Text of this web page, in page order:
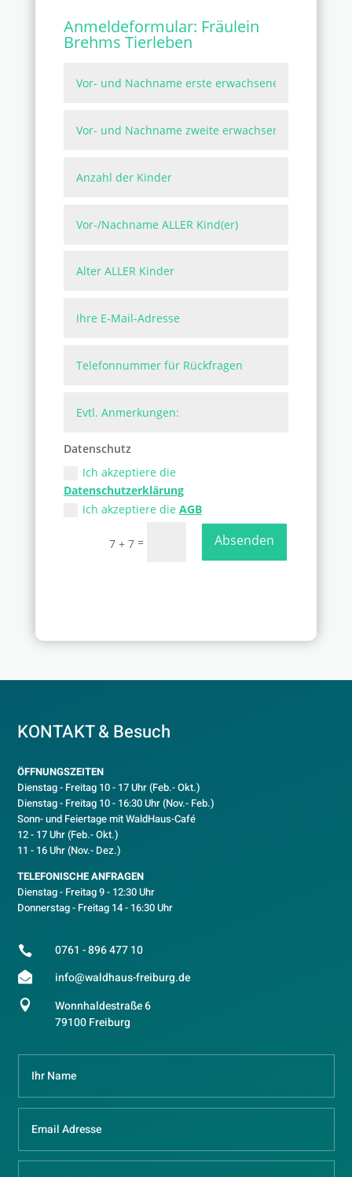
Anmeldeformular: Fräulein
Brehms Tierleben
Datenschutz
Ich akzeptiere die
Datenschutzerklärung
Ich akzeptiere die AGB
7 + 7 = Absenden
KONTAKT & Besuch
ÖFFNUNGSZEITEN
Dienstag - Freitag 10 - 17 Uhr (Feb.- Okt.)
Dienstag - Freitag 10 - 16:30 Uhr (Nov.- Feb.)
Sonn- und Feiertage mit WaldHaus-Café
12 - 17 Uhr (Feb.- Okt.)
11 - 16 Uhr (Nov.- Dez.)
TELEFONISCHE ANFRAGEN
Dienstag - Freitag 9 - 12:30 Uhr
Donnerstag - Freitag 14 - 16:30 Uhr
 0761 - 896 477 10
 info@waldhaus-freiburg.de

Wonnhaldestraße 6
79100 Freiburg